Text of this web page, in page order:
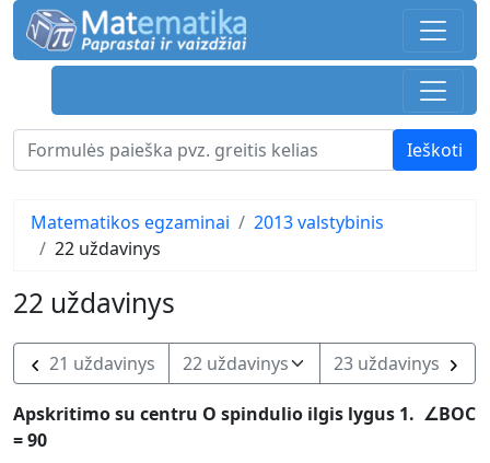
Matematikos egzaminai
2013 valstybinis
22 uždavinys
22 uždavinys
21 uždavinys 23 uždavinys
Apskritimo su centru O spindulio ilgis lygus 1. ∠BOC
= 90